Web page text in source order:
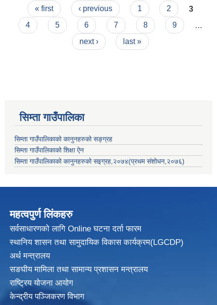
सुचना
Pages
« first ‹ previous 1 2
3
4
5 6 7 8 9
next ›
last »
सिम्ता गाउँपालिका
सिम्ता गाउँपालिकाको कानुनहरुको सङ्ग्रह
सिम्ता गाउँपालिकाको शिक्षा ऐन
सिम्ता गाउँपालिकाको कानुनहरुको सइग्रह,२०७४(प्रथम संशोधन,२०७६)
महत्वपुर्ण लिंकहरु
सर्वसाधारणको लागि Online घटना दर्ता फारम
स्थानिय शासन तथा सामुदायिक विकासकार्यक्रम(LGCDP)
अर्थ मन्त्रालय
सङघीय मामिला तथा सामान्य प्रशासन मन्त्रालय
राष्ट्रिय योजना आयोग
केन्द्रीय पञ्जिकरण विभाग